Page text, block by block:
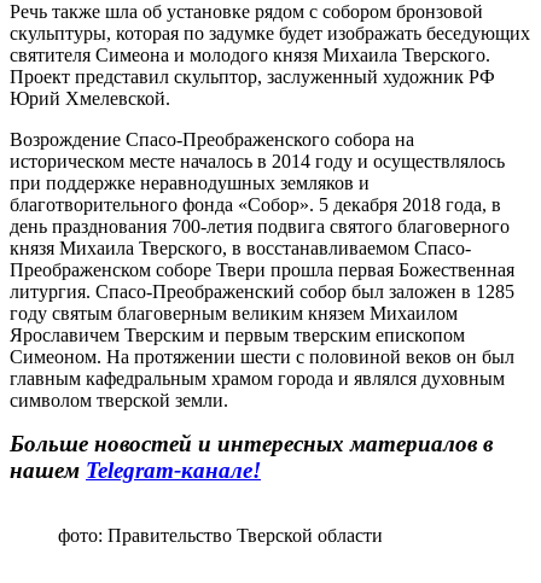
Речь также шла об установке рядом с собором бронзовой
скульптуры, которая по задумке будет изображать беседующих
святителя Симеона и молодого князя Михаила Тверского.
Проект представил скульптор, заслуженный художник РФ
Юрий Хмелевской.
Возрождение Спасо-Преображенского собора на
историческом месте началось в 2014 году и осуществлялось
при поддержке неравнодушных земляков и
благотворительного фонда «Собор». 5 декабря 2018 года, в
день празднования 700-летия подвига святого благоверного
князя Михаила Тверского, в восстанавливаемом Спасо-
Преображенском соборе Твери прошла первая Божественная
литургия. Спасо-Преображенский собор был заложен в 1285
году святым благоверным великим князем Михаилом
Ярославичем Тверским и первым тверским епископом
Симеоном. На протяжении шести с половиной веков он был
главным кафедральным храмом города и являлся духовным
символом тверской земли.
Больше новостей и интересных материалов в
нашем Telegram-канале!
фото: Правительство Тверской области